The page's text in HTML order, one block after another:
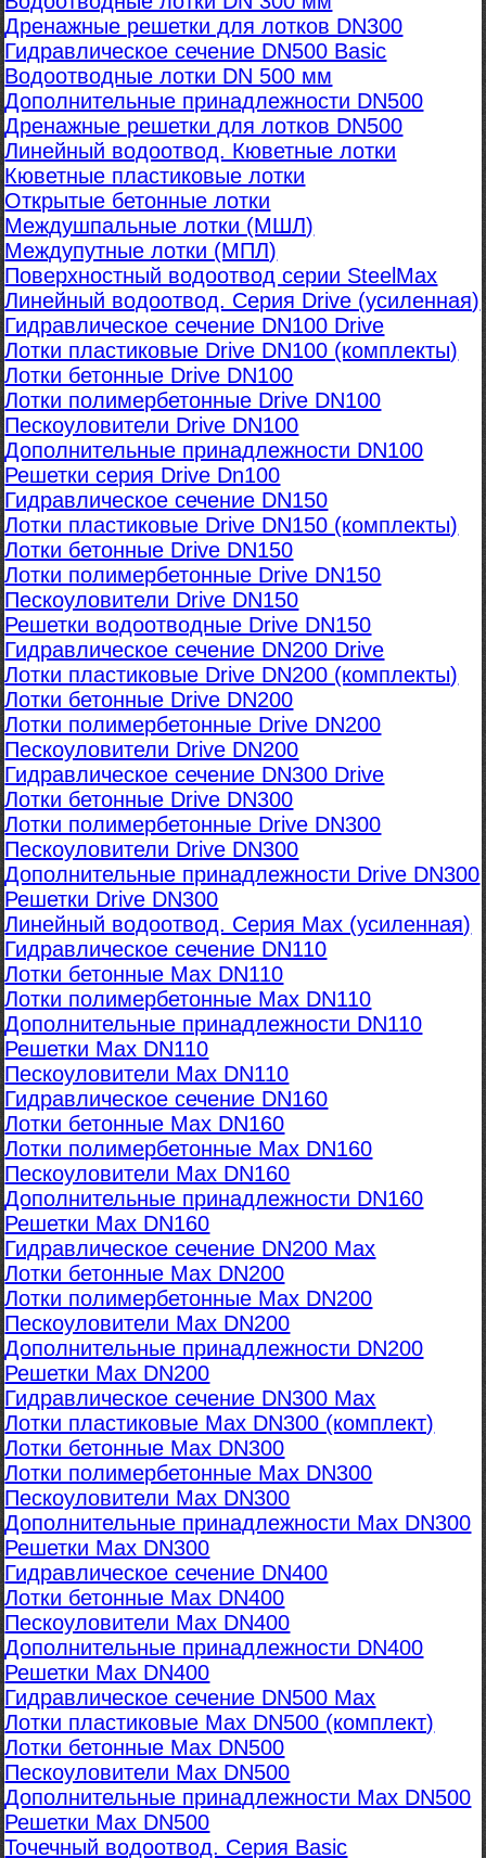
Дренажные решетки для лотков DN300
Гидравлическое сечение DN500 Basic
Водоотводные лотки DN 500 мм
Дополнительные принадлежности DN500
Дренажные решетки для лотков DN500
Линейный водоотвод. Кюветные лотки
Кюветные пластиковые лотки
Открытые бетонные лотки
Междушпальные лотки (МШЛ)
Междупутные лотки (МПЛ)
Поверхностный водоотвод серии SteelMax
Линейный водоотвод. Серия Drive (усиленная)
Гидравлическое сечение DN100 Drive
Лотки пластиковые Drive DN100 (комплекты)
Лотки бетонные Drive DN100
Лотки полимербетонные Drive DN100
Пескоуловители Drive DN100
Дополнительные принадлежности DN100
Решетки серия Drive Dn100
Гидравлическое сечение DN150
Лотки пластиковые Drive DN150 (комплекты)
Лотки бетонные Drive DN150
Лотки полимербетонные Drive DN150
Пескоуловители Drive DN150
Решетки водоотводные Drive DN150
Гидравлическое сечение DN200 Drive
Лотки пластиковые Drive DN200 (комплекты)
Лотки бетонные Drive DN200
Лотки полимербетонные Drive DN200
Пескоуловители Drive DN200
Гидравлическое сечение DN300 Drive
Лотки бетонные Drive DN300
Лотки полимербетонные Drive DN300
Пескоуловители Drive DN300
Дополнительные принадлежности Drive DN300
Решетки Drive DN300
Линейный водоотвод. Серия Max (усиленная)
Гидравлическое сечение DN110
Лотки бетонные Max DN110
Лотки полимербетонные Max DN110
Дополнительные принадлежности DN110
Решетки Max DN110
Пескоуловители Max DN110
Гидравлическое сечение DN160
Лотки бетонные Max DN160
Лотки полимербетонные Max DN160
Пескоуловители Max DN160
Дополнительные принадлежности DN160
Решетки Max DN160
Гидравлическое сечение DN200 Max
Лотки бетонные Max DN200
Лотки полимербетонные Max DN200
Пескоуловители Max DN200
Дополнительные принадлежности DN200
Решетки Max DN200
Гидравлическое сечение DN300 Max
Лотки пластиковые Max DN300 (комплект)
Лотки бетонные Max DN300
Лотки полимербетонные Max DN300
Пескоуловители Max DN300
Дополнительные принадлежности Max DN300
Решетки Max DN300
Гидравлическое сечение DN400
Лотки бетонные Max DN400
Пескоуловители Max DN400
Дополнительные принадлежности DN400
Решетки Max DN400
Гидравлическое сечение DN500 Max
Лотки пластиковые Max DN500 (комплект)
Лотки бетонные Max DN500
Пескоуловители Max DN500
Дополнительные принадлежности Max DN500
Решетки Max DN500
Точечный водоотвод. Серия Basic